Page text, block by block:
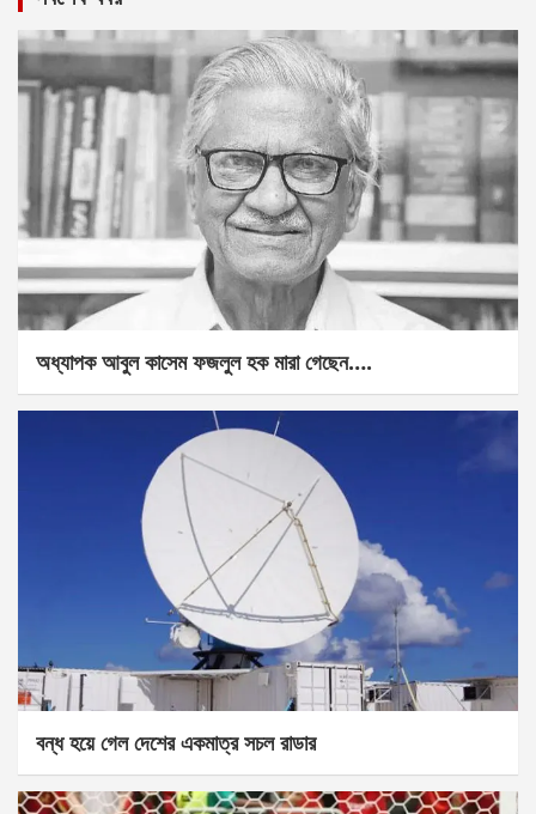
অধ্যাপক আবুল কাসেম ফজলুল হক মারা গেছেন….
বন্ধ হয়ে গেল দেশের একমাত্র সচল রাডার